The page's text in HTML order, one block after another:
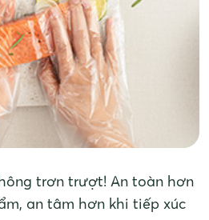
trơn trượt! An toàn hơn
an tâm hơn khi tiếp xúc